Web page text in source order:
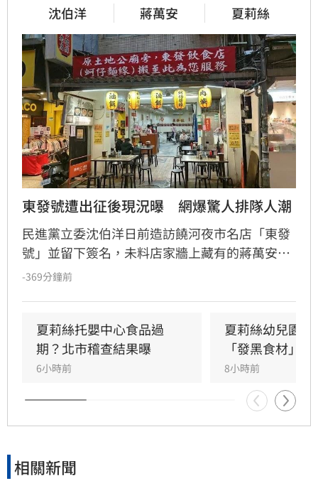
沈伯洋 蔣萬安 夏莉絲
東發號遭出征後現況曝　網爆驚人排隊人潮
民進黨立委沈伯洋日前造訪饒河夜市名店「東發
號」並留下簽名，未料店家牆上藏有的蔣萬安舊
簽名意外曝光，引發網路熱議，更導致店家遭不
「舉雙手贊成」，強調店家牆面不應淪為政治戰
場，並呼籲民眾以實際消費支持。事件發酵後，
反倒激起民眾力挺，東發號現場湧現驚人排隊人
潮，許多網友紛紛留言支持，用行動守護在地美
味，展現民眾對老店遭受政治波及的不捨與支
持。
-369分鐘前
夏莉絲托嬰中心食品過
期？北市稽查結果曝
6小時前
夏莉絲幼兒園
「發黑食材」
8小時前
相關新聞